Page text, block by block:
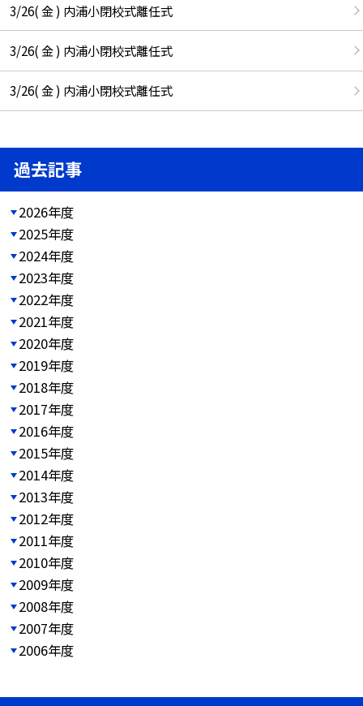
3/26( 金 ) 内浦小閉校式離任式
3/26( 金 ) 内浦小閉校式離任式
3/26( 金 ) 内浦小閉校式離任式
過去記事
2026年度
2025年度
2024年度
2023年度
2022年度
2021年度
2020年度
2019年度
2018年度
2017年度
2016年度
2015年度
2014年度
2013年度
2012年度
2011年度
2010年度
2009年度
2008年度
2007年度
2006年度